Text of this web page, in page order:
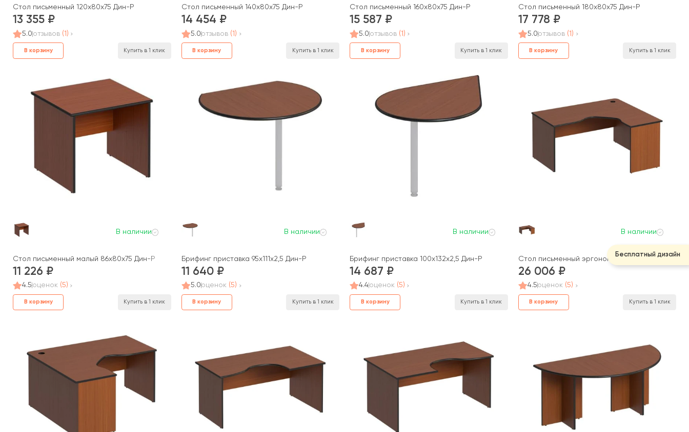
Стол письменный 120x80x75 Дин-Р
13 355
5.0отзывов (1)
В корзину Купить в 1 клик
Стол письменный 140x80x75 Дин-Р
14 454
5.0отзывов (1)
В корзину Купить в 1 клик
Стол письменный 160x80x75 Дин-Р
15 587
5.0отзывов (1)
В корзину Купить в 1 клик
Стол письменный 180x80x75 Дин-Р
17 778
5.0отзывов (1)
В корзину Купить в 1 клик
В наличии
Стол письменный малый 86x80x75 Дин-Р
11 226
4.5 оценок (5)
В корзину Купить в 1 клик
В наличии
Брифинг приставка 95x111x2,5 Дин-Р
11 640
5.0оценок (5)
В корзину Купить в 1 клик
В наличии
Брифинг приставка 100x132x2,5 Дин-Р
14 687
4.4оценок (5)
В корзину Купить в 1 клик
В наличии
Стол письменный эргономичный правый
26 006
4.5оценок (5)
В корзину Купить в 1 клик
Бесплатный дизайн